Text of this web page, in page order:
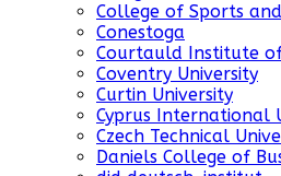
College of Sports
Conestoga
Courtauld Institute
Coventry University
Curtin University
Cyprus International
Czech Technical
Daniels College of